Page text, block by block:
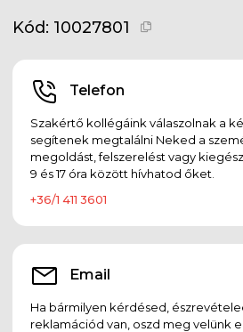
Kód: 10027801
Telefon
Szakértő kollégáink válaszolnak a
segítenek megtalálni Neked a
megoldást, felszerelést vagy
9 és 17 óra között hívhatod őket.
+36/1 411 3601
Email
Ha bármilyen kérdésed,
reklamációd van, oszd meg velünk